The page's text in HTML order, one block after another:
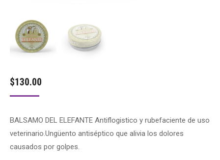
$130.00
BALSAMO DEL ELEFANTE Antiflogistico y rubefaciente de uso
veterinario.Ungüento antiséptico que alivia los dolores
causados por golpes.